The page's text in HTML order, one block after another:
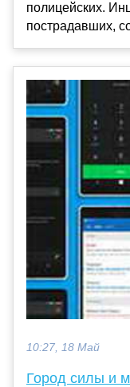
полицейских.
пострадавших,
10:27, 18 Май
Город силы и